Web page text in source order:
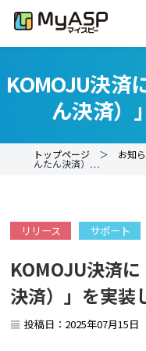
KOMOJU決済
ん決済）
トップページ ＞ お知
んたん決済）…
リリース サポート
KOMOJU決済
決済）」を実装
投稿日：2025年07月15日